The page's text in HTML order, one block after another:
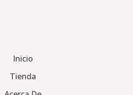
Inicio
Tienda